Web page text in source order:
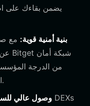
يضمن بقاءك على
بنية أمنية قوية: مع
من الدرجة
الميم من الثغرات الأمنية الشائعة.
وصول عالي